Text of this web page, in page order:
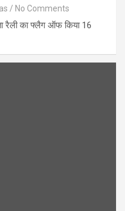
No Comments
रैली का फ्लैग ऑफ किया 16